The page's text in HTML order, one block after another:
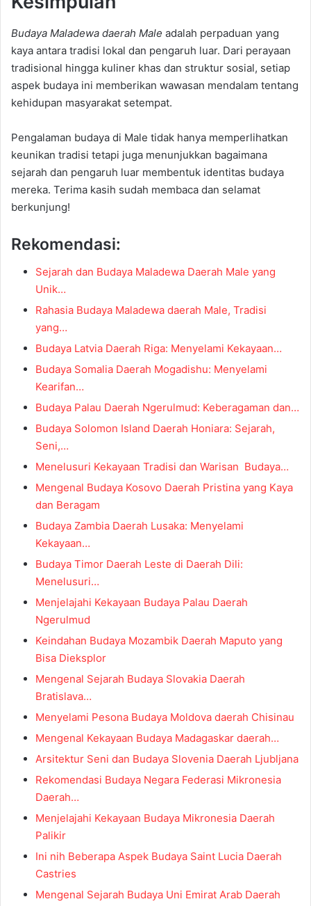
Budaya Maladewa daerah Male adalah perpaduan yang
kaya antara tradisi lokal dan pengaruh luar. Dari perayaan
tradisional hingga kuliner khas dan struktur sosial, setiap
aspek budaya ini memberikan wawasan mendalam tentang
kehidupan masyarakat setempat.
Pengalaman budaya di Male tidak hanya memperlihatkan
keunikan tradisi tetapi juga menunjukkan bagaimana
sejarah dan pengaruh luar membentuk identitas budaya
mereka. Terima kasih sudah membaca dan selamat
berkunjung!
Rekomendasi:
Sejarah dan Budaya Maladewa Daerah Male yang
Unik…
Rahasia Budaya Maladewa daerah Male, Tradisi
yang…
Budaya Latvia Daerah Riga: Menyelami Kekayaan…
Budaya Somalia Daerah Mogadishu: Menyelami
Kearifan…
Budaya Palau Daerah Ngerulmud: Keberagaman dan…
Budaya Solomon Island Daerah Honiara: Sejarah,
Seni,…
Menelusuri Kekayaan Tradisi dan Warisan Budaya…
Mengenal Budaya Kosovo Daerah Pristina yang Kaya
dan Beragam
Budaya Zambia Daerah Lusaka: Menyelami
Kekayaan…
Budaya Timor Daerah Leste di Daerah Dili:
Menelusuri…
Menjelajahi Kekayaan Budaya Palau Daerah
Ngerulmud
Keindahan Budaya Mozambik Daerah Maputo yang
Bisa Dieksplor
Mengenal Sejarah Budaya Slovakia Daerah
Bratislava…
Menyelami Pesona Budaya Moldova daerah Chisinau
Mengenal Kekayaan Budaya Madagaskar daerah…
Arsitektur Seni dan Budaya Slovenia Daerah Ljubljana
Rekomendasi Budaya Negara Federasi Mikronesia
Daerah…
Menjelajahi Kekayaan Budaya Mikronesia Daerah
Palikir
Ini nih Beberapa Aspek Budaya Saint Lucia Daerah
Castries
Mengenal Sejarah Budaya Uni Emirat Arab Daerah